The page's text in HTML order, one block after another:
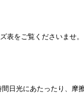
表をご覧くださいませ。
日光にあたったり、摩